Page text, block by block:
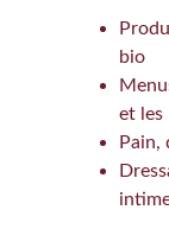
bio
et les
Pain,